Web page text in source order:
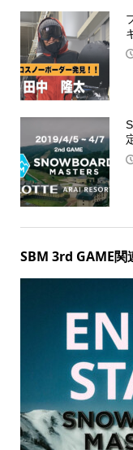
SBM 3rd GAME関